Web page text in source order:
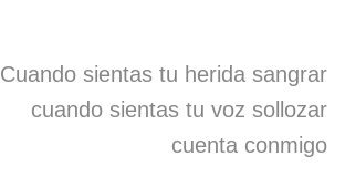
Cuando sientas tu herida sangrar
cuando sientas tu voz sollozar
cuenta conmigo